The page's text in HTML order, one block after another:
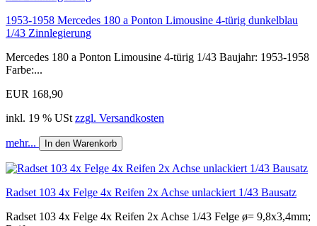
1953-1958 Mercedes 180 a Ponton Limousine 4-türig dunkelblau
1/43 Zinnlegierung
Mercedes 180 a Ponton Limousine 4-türig 1/43 Baujahr: 1953-1958
Farbe:...
EUR 168,90
inkl. 19 % USt zzgl. Versandkosten
mehr... In den Warenkorb
Radset 103 4x Felge 4x Reifen 2x Achse unlackiert 1/43 Bausatz
Radset 103 4x Felge 4x Reifen 2x Achse 1/43 Felge ø= 9,8x3,4mm;